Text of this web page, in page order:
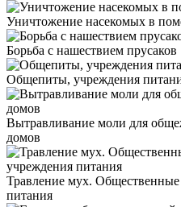
Уничтожение насекомых в
Борьба с нашествием прусаков
Общепиты, учреждения
Вытравливание моли для
домов
Травление мух.
питания